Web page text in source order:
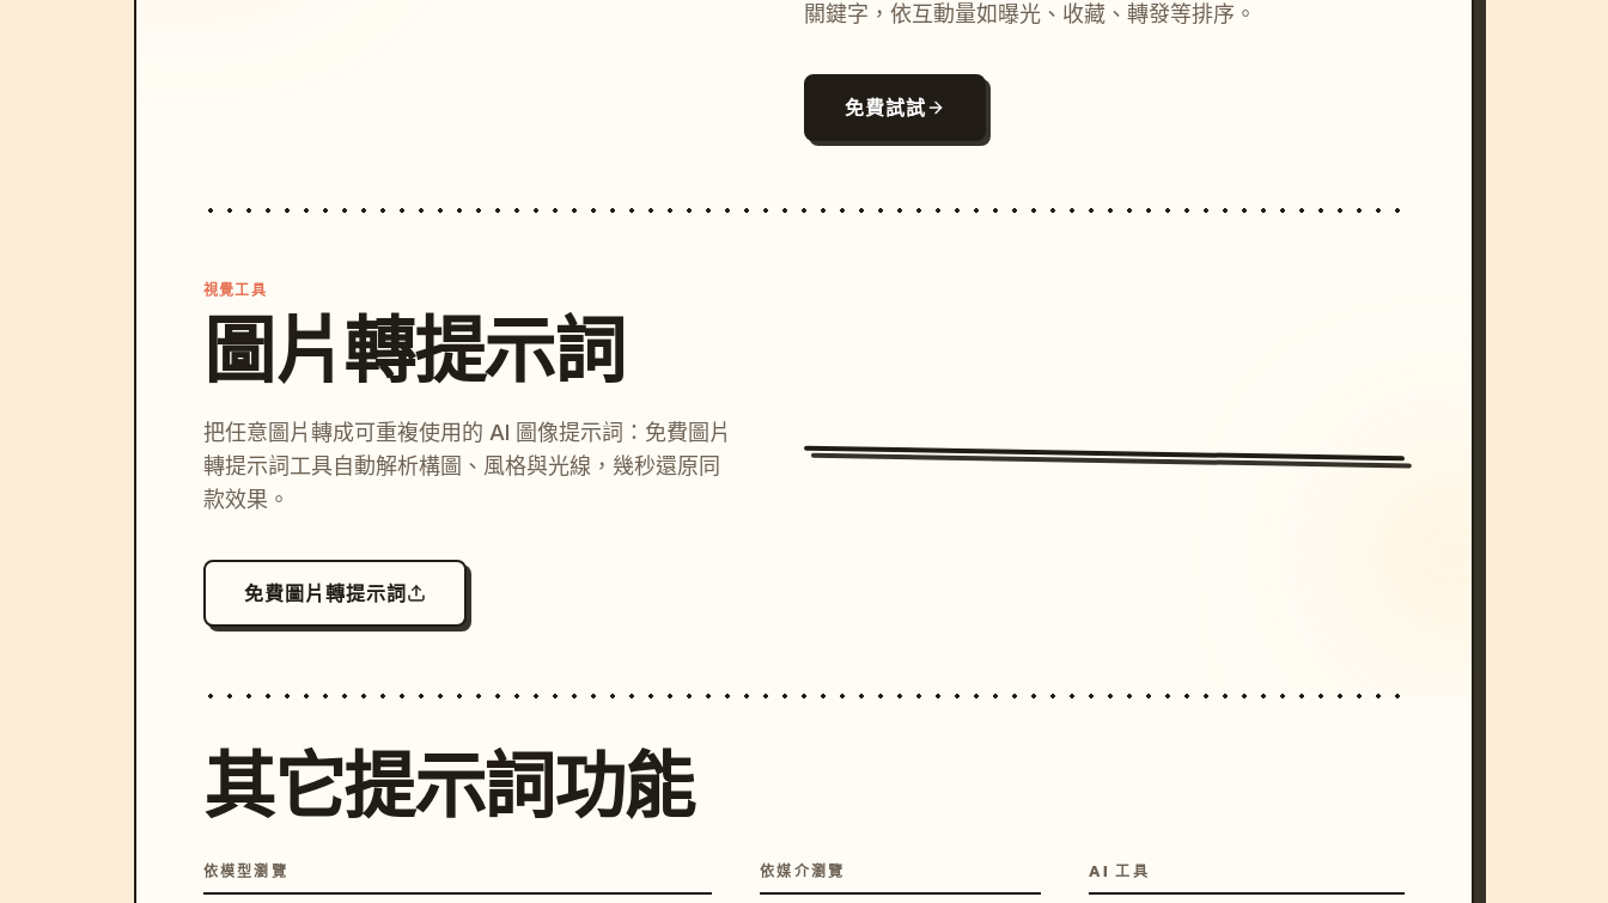
關鍵字，依互動量如曝光、收藏、轉發等排序。
免費試試
視覺工具
圖片轉提示詞
把任意圖片轉成可重複使用的 AI 圖像提示詞：免費圖片
轉提示詞工具自動解析構圖、風格與光線，幾秒還原同
款效果。
免費圖片轉提示詞
其它提示詞功能
依模型瀏覽 依媒介瀏覽 AI 工具